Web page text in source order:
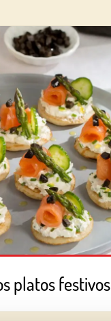
platos festivos